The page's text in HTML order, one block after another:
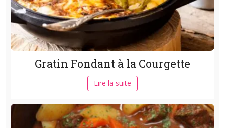
Gratin Fondant à la Courgette
Lire la suite